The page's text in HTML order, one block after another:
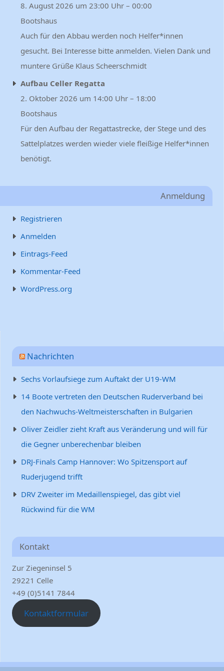
8. August 2026 um 23:00 Uhr – 00:00
Bootshaus
Auch für den Abbau werden noch Helfer*innen
gesucht. Bei Interesse bitte anmelden. Vielen Dank und
muntere Grüße Klaus Scheerschmidt
Aufbau Celler Regatta
2. Oktober 2026 um 14:00 Uhr – 18:00
Bootshaus
Für den Aufbau der Regattastrecke, der Stege und des
Sattelplatzes werden wieder viele fleißige Helfer*innen
benötigt.
Anmeldung
Registrieren
Anmelden
Eintrags-Feed
Kommentar-Feed
WordPress.org
Nachrichten
Sechs Vorlaufsiege zum Auftakt der U19-WM
14 Boote vertreten den Deutschen Ruderverband bei
den Nachwuchs-Weltmeisterschaften in Bulgarien
Oliver Zeidler zieht Kraft aus Veränderung und will für
die Gegner unberechenbar bleiben
DRJ-Finals Camp Hannover: Wo Spitzensport auf
Ruderjugend trifft
DRV Zweiter im Medaillenspiegel, das gibt viel
Rückwind für die WM
Kontakt
Zur Ziegeninsel 5
29221 Celle
+49 (0)5141 7844
Kontaktformular